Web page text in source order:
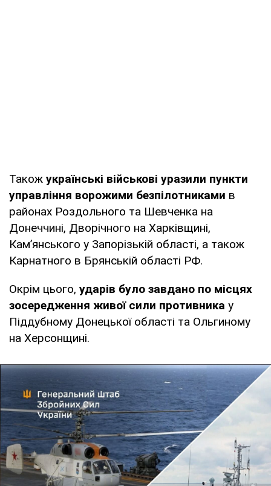
Також українські військові уразили пункти
управління ворожими безпілотниками в
районах Роздольного та Шевченка на
Донеччині, Дворічного на Харківщині,
Кам’янського у Запорізькій області, а також
Карнатного в Брянській області РФ.
Окрім цього, ударів було завдано по місцях
зосередження живої сили противника у
Піддубному Донецької області та Ольгиному
на Херсонщині.